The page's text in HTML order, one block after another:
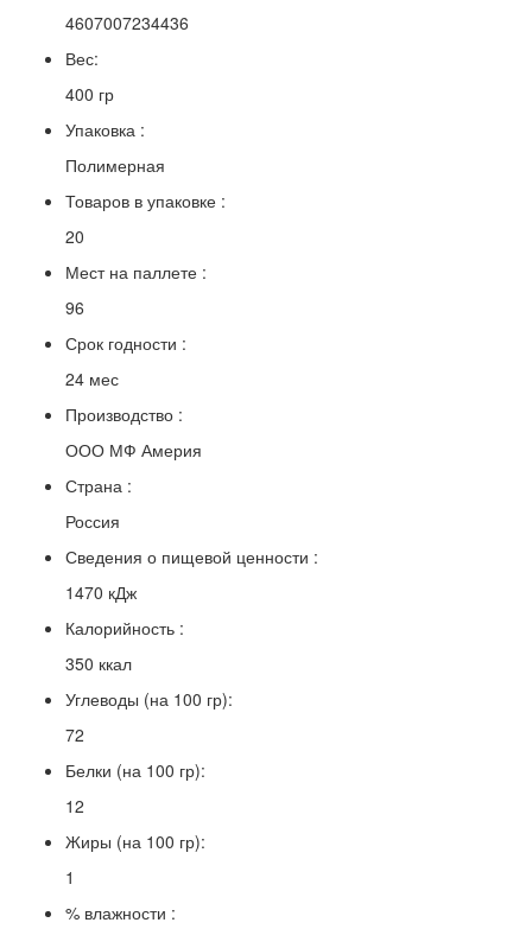
4607007234436
Вес:
400 гр
Упаковка :
Полимерная
Товаров в упаковке :
20
Мест на паллете :
96
Срок годности :
24 мес
Производство :
ООО МФ Америя
Страна :
Россия
Сведения о пищевой ценности :
1470 кДж
Калорийность :
350 ккал
Углеводы (на 100 гр):
72
Белки (на 100 гр):
12
Жиры (на 100 гр):
1
% влажности :